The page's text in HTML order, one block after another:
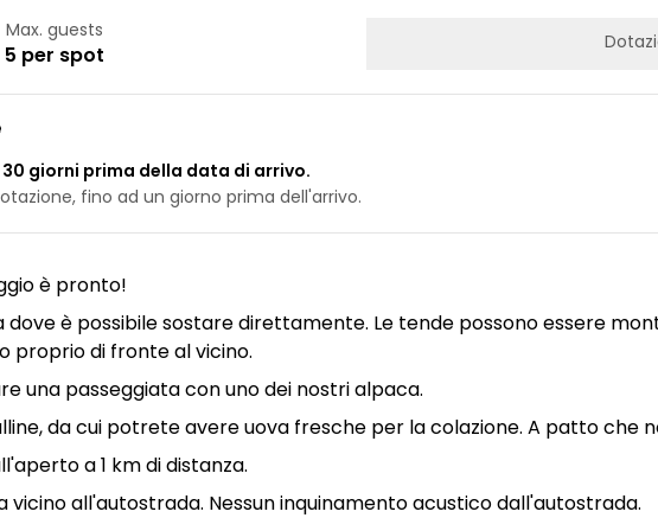
Max. guests
5 per spot
giorni prima della data di arrivo.
fino ad un giorno prima dell'arrivo.
è pronto!
è possibile sostare direttamente. Le tende possono essere
proprio di fronte al vicino.
una passeggiata con uno dei nostri alpaca.
da cui potrete avere uova fresche per la colazione. A patto che
a 1 km di distanza.
all'autostrada. Nessun inquinamento acustico dall'autostrada.